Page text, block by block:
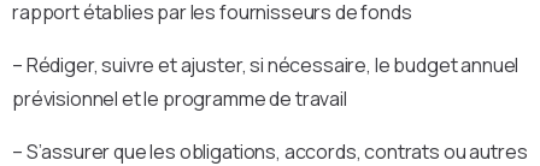
rapport établies par les fournisseurs de fonds
– Rédiger, suivre et ajuster, si nécessaire, le budget annuel
prévisionnel et le programme de travail
– S’assurer que les obligations, accords, contrats ou autres